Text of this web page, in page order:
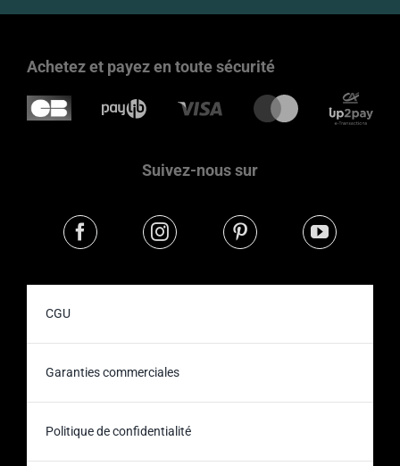
Achetez et payez en toute sécurité
Suivez-nous sur
CGU
Garanties commerciales
Politique de confidentialité